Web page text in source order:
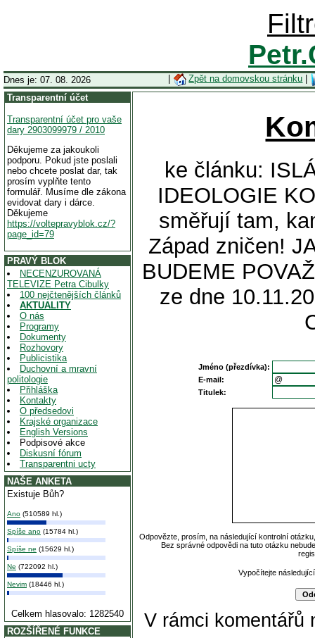
Dnes je: 07. 08. 2026 Zpět na domovskou stránku
Transparentní účet
Transparentní účet pro vaše
dary 2903099979 / 2010
Děkujeme za jakoukoli
podporu. Pokud jste poslali
nebo chcete poslat dar, tak
prosím vyplňte tento
formulář. Musíme dle zákona
evidovat dary i dárce.
Děkujeme
https://voltepravyblok.cz/?
page_id=79
PRAVÝ BLOK
NECENZUROVANÁ
TELEVIZE Petra Cibulky
100 nejčtenějších článků
AKTUALITY
O nás
Programy
Dokumenty
Rozhovory
Publicistika
Duchovní a mravní
politologie
Přihláška
Kontakty
O předsedovi
Krajské organizace
English Versions
Podpisové akce
Diskusní fórum
Transparentni ucty
NAŠE ANKETA
Existuje Bůh?
Ano (510589 hl.)
Spíše ano (15784 hl.)
Spíše ne (15629 hl.)
Ne (722092 hl.)
Nevim (18446 hl.)
Celkem hlasovalo: 1282540
ROZŠÍŘENÉ FUNKCE
ke článku:
IDEOLOGIE
směřují tam,
Západ zničen!
BUDEME
ze dne
Jméno (přezdívka):
E-mail:
Titulek:
Odpovězte, prosím, na následující kontrolní
Bez správné odpovědi na tuto otázku
Vypočítejte
V rámci komentářů